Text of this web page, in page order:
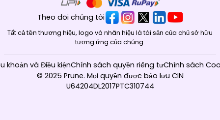
Theo dõi chúng tôi
Tất cả tên thương hiệu, logo và nhãn hiệu là tài sản của chủ sở hữu
tương ứng của chúng.
© 2025 Prune. Mọi quyền được bảo lưu CIN
U64204DL2017PTC310744
khoản và Điều kiệnChính sách quyền riêng tưChính sách